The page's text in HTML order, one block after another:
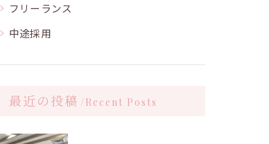
フリーランス
中途採用
最近の投稿 Recent Posts